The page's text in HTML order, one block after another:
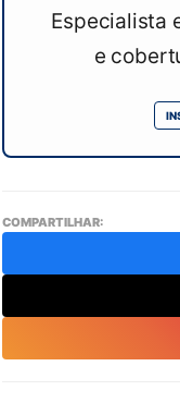
Especialista
e
COMPARTILHAR: